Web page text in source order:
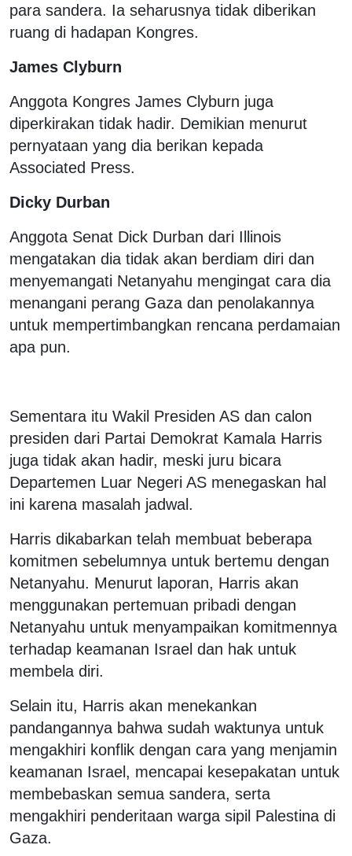
para sandera. Ia seharusnya tidak diberikan
ruang di hadapan Kongres.
James Clyburn
Anggota Kongres James Clyburn juga
diperkirakan tidak hadir. Demikian menurut
pernyataan yang dia berikan kepada
Associated Press.
Dicky Durban
Anggota Senat Dick Durban dari Illinois
mengatakan dia tidak akan berdiam diri dan
menyemangati Netanyahu mengingat cara dia
menangani perang Gaza dan penolakannya
untuk mempertimbangkan rencana perdamaian
apa pun.
Sementara itu Wakil Presiden AS dan calon
presiden dari Partai Demokrat Kamala Harris
juga tidak akan hadir, meski juru bicara
Departemen Luar Negeri AS menegaskan hal
ini karena masalah jadwal.
Harris dikabarkan telah membuat beberapa
komitmen sebelumnya untuk bertemu dengan
Netanyahu. Menurut laporan, Harris akan
menggunakan pertemuan pribadi dengan
Netanyahu untuk menyampaikan komitmennya
terhadap keamanan Israel dan hak untuk
membela diri.
Selain itu, Harris akan menekankan
pandangannya bahwa sudah waktunya untuk
mengakhiri konflik dengan cara yang menjamin
keamanan Israel, mencapai kesepakatan untuk
membebaskan semua sandera, serta
mengakhiri penderitaan warga sipil Palestina di
Gaza.